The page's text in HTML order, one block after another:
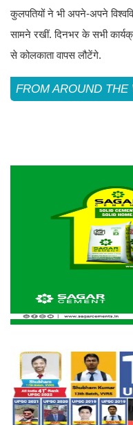
कुलपतियों ने भी अपने-अपने
सामने रखीं. दिनभर के सभी
से कोलकाता वापस लौटेंगे.
FROM AROUND THE